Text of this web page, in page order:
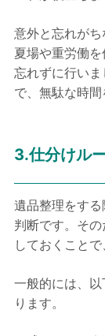
意外と忘れが
夏場や重労働
忘れずに行い
で、無駄な時間
3.仕分けル
遺品整理をす
判断です。そ
しておくこと
一般的には、
ります。